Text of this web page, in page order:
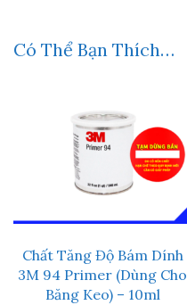
Có Thể Bạn Thích…
Chất Tăng Độ Bám Dính
3M 94 Primer (Dùng Cho
Băng Keo) – 10ml